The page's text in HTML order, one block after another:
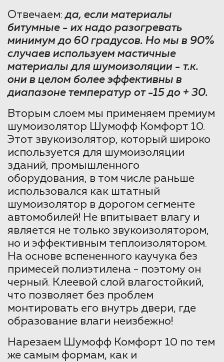
Отвечаем:да, если материалы
битумные - их надо разогревать
минимум до 60 градусов. Но мы в 90%
случаев используем мастичные
материалы для шумоизоляции - т.к.
они в целом более эффективны в
диапазоне температур от -15 до + 30.
Вторым слоем мы применяем премиум
шумоизолятор Шумофф Комфорт 10.
Этот звукоизолятор, который широко
используется для шумоизоляции
зданий, промышленного
оборудования, в том числе раньше
использовался как штатный
шумоизолятор в дорогом сегменте
автомобилей! Не впитывает влагу и
является не только звукоизолятором,
но и эффективным теплоизолятором.
На основе вспененного каучука без
примесей полиэтилена - поэтому он
черный. Клеевой слой влагостойкий,
что позволяет без проблем
монтировать его внутрь двери, где
образование влаги неизбежно!
Нарезаем Шумофф Комфорт 10 по тем
же самым формам, как и